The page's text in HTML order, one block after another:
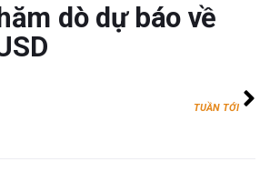
dò dự báo về
TUẦN TỚI